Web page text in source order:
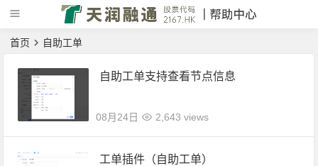
首页 自助工单
自助工单支持查看节点信息
08月24日 2,643 views
工单插件（自助工单）